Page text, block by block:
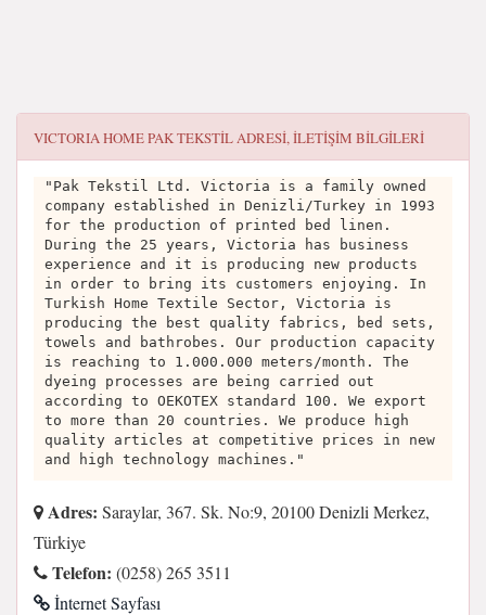
VICTORIA HOME PAK TEKSTİLADRESI, ILETIŞIM BILGILERI
"Pak Tekstil Ltd. Victoria is a family owned
company established in Denizli/Turkey in 1993
for the production of printed bed linen.
During the 25 years, Victoria has business
experience and it is producing new products
in order to bring its customers enjoying. In
Turkish Home Textile Sector, Victoria is
producing the best quality fabrics, bed sets,
towels and bathrobes. Our production capacity
is reaching to 1.000.000 meters/month. The
dyeing processes are being carried out
according to OEKOTEX standard 100. We export
to more than 20 countries. We produce high
quality articles at competitive prices in new
and high technology machines."
Adres: Saraylar, 367. Sk. No:9, 20100 Denizli Merkez,
Türkiye
Telefon: (0258) 265 3511
İnternet Sayfası